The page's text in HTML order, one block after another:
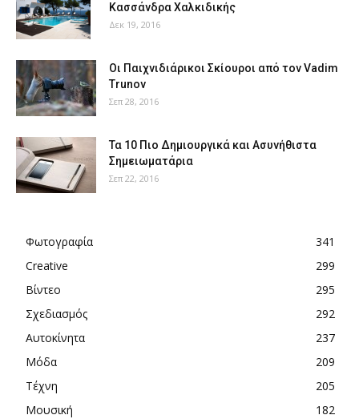
Κασσάνδρα Χαλκιδικής
Δεκ 19, 2016
Οι Παιχνιδιάρικοι Σκίουροι από τον Vadim
Trunov
Σεπ 28, 2016
Τα 10 Πιο Δημιουργικά και Ασυνήθιστα
Σημειωματάρια
Σεπ 22, 2016
Φωτογραφία
341
Creative
299
Βίντεο
295
Σχεδιασμός
292
Αυτοκίνητα
237
Μόδα
209
Τέχνη
205
Μουσική
182